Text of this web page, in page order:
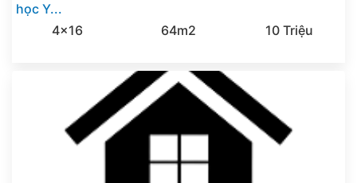
học Y...
4x16
64m2 10 Triệu